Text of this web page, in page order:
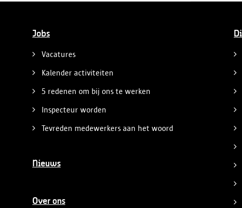
Jobs
Vacatures
Kalender activiteiten
5 redenen om bij ons te werken
Inspecteur worden
Tevreden medewerkers aan het woord
Nieuws
Over ons